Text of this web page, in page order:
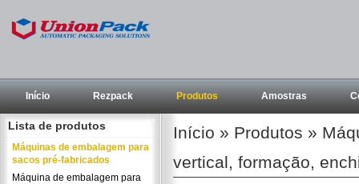
Início Rezpack Produtos Amostras
Lista de produtos
Máquinas de embalagem para
sacos pré-fabricados
Máquina de embalagem para
Início » Produtos »
vertical, formação,